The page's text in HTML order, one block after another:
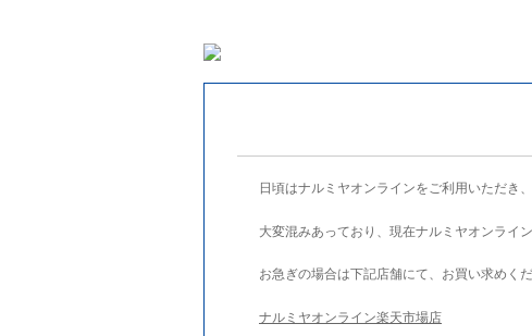
日頃はナルミヤオンラインをご利用いただき
大変混みあっており、現在ナルミヤオンライ
お急ぎの場合は下記店舗にて、お買い求めくだ
ナルミヤオンライン楽天市場店